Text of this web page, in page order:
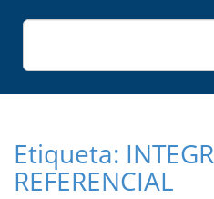
Etiqueta:
REFERENCIAL